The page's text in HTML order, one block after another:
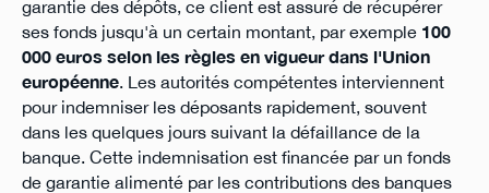
garantie des dépôts, ce client est assuré de récupérer
ses fonds jusqu'à un certain montant, par exemple 100
000 euros selon les règles en vigueur dans l'Union
européenne. Les autorités compétentes interviennent
pour indemniser les déposants rapidement, souvent
dans les quelques jours suivant la défaillance de la
banque. Cette indemnisation est financée par un fonds
de garantie alimenté par les contributions des banques